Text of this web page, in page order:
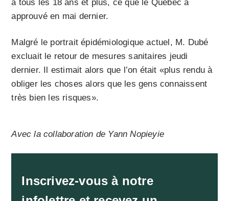
à tous les 18 ans et plus, ce que le Québec a
approuvé en mai dernier.
Malgré le portrait épidémiologique actuel, M. Dubé
excluait le retour de mesures sanitaires jeudi
dernier. Il estimait alors que l’on était «plus rendu à
obliger les choses alors que les gens connaissent
très bien les risques».
Avec la collaboration de Yann Nopieyie
Inscrivez-vous à notre